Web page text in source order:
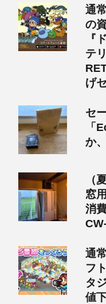
通
の
『
テ
げ
セ
「
か
（
窓
消
通
フ
タ
値